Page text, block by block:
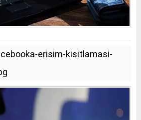
erisim-kisitlamasi-